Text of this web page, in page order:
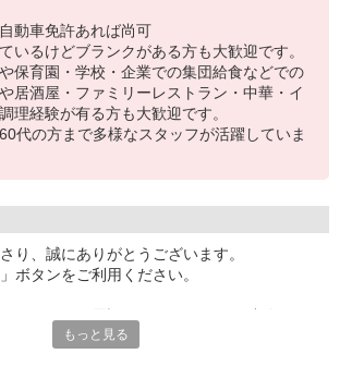
動車免許あれば尚可
いるけどブランクがある方も大歓迎です。
保育園・学校・企業での集団給食などでの
居酒屋・ファミリーレストラン・中華・イ
理経験が有る方も大歓迎です。
代の方まで多様なスタッフが活躍していま
り、誠にありがとうございます。
ボタンをご利用ください。
もっと見る